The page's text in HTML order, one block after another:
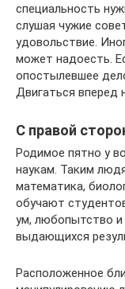
специальность
слушая чужие
удовольствие.
может надоесть.
опостылевшее
Двигаться вперед
С правой
Родимое пятно у
наукам. Таким
математика,
обучают
ум, любопытство
выдающихся
Расположенное